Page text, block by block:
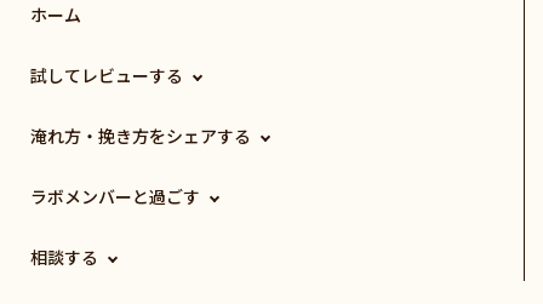
ホーム
試してレビューする
淹れ方・挽き方をシェアする
ラボメンバーと過ごす
相談する